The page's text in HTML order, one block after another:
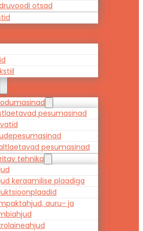
otsad
pesumasinad
pesumasinad
tehnika
keraamilise plaadiga
auru- ja